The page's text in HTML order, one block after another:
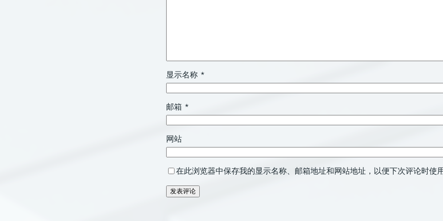
显示名称 *
邮箱 *
网站
在此浏览器中保存我的显示名称、邮箱地址和网站地址，以便下次评论时使